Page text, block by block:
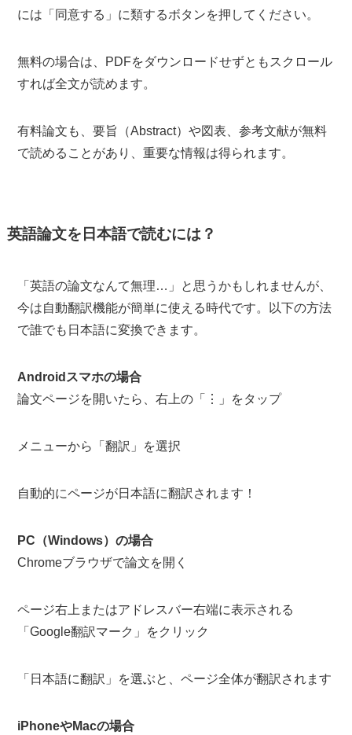
には「同意する」に類するボタンを押してください。
無料の場合は、PDFをダウンロードせずともスクロール
すれば全文が読めます。
有料論文も、要旨（Abstract）や図表、参考文献が無料
で読めることがあり、重要な情報は得られます。
英語論文を日本語で読むには？
「英語の論文なんて無理…」と思うかもしれませんが、
今は自動翻訳機能が簡単に使える時代です。以下の方法
で誰でも日本語に変換できます。
Androidスマホの場合
論文ページを開いたら、右上の「⋮」をタップ
メニューから「翻訳」を選択
自動的にページが日本語に翻訳されます！
PC（Windows）の場合
Chromeブラウザで論文を開く
ページ右上またはアドレスバー右端に表示される
「Google翻訳マーク」をクリック
「日本語に翻訳」を選ぶと、ページ全体が翻訳されます
iPhoneやMacの場合